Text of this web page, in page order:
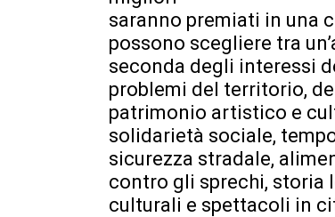
saranno premiati in una
possono scegliere tra
seconda degli interessi
problemi del territorio,
patrimonio artistico e
solidarietà sociale,
sicurezza stradale,
contro gli sprechi, storia
culturali e spettacoli in